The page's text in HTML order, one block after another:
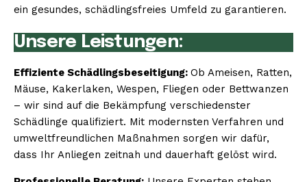
ein gesundes, schädlingsfreies Umfeld zu garantieren.
Unsere Leistungen:
Effiziente Schädlingsbeseitigung: Ob Ameisen, Ratten,
Mäuse, Kakerlaken, Wespen, Fliegen oder Bettwanzen
– wir sind auf die Bekämpfung verschiedenster
Schädlinge qualifiziert. Mit modernsten Verfahren und
umweltfreundlichen Maßnahmen sorgen wir dafür,
dass Ihr Anliegen zeitnah und dauerhaft gelöst wird.